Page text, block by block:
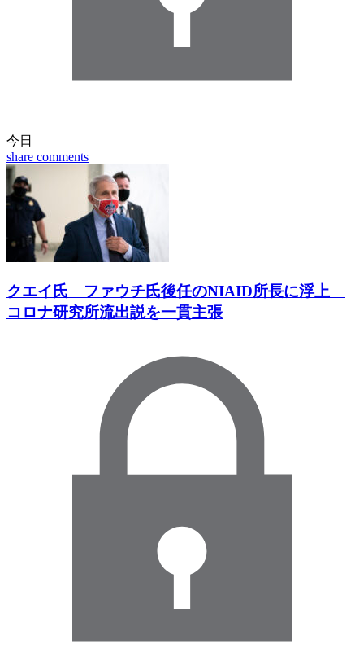
今日
share comments
クエイ氏 ファウチ氏後任のNIAID所長に浮上
コロナ研究所流出説を一貫主張